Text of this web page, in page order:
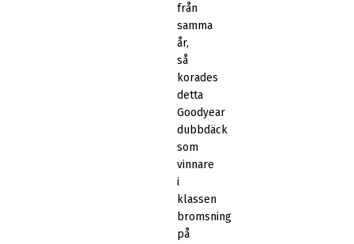
från
samma
år,
så
korades
detta
Goodyear
dubbdäck
som
vinnare
i
klassen
bromsning
på